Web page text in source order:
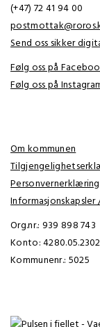
(+47) 72 41 94 00
Send oss sikker
Følg oss på
Følg oss på
Om kommunen
Personvernerklæring
Org.nr.: 939 898 743
Konto:
Kommunenr.: 5025